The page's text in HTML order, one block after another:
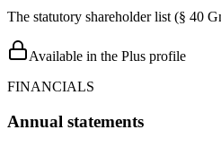
The statutory shareholder list (§ 40
Available in the Plus profile
FINANCIALS
Annual statements